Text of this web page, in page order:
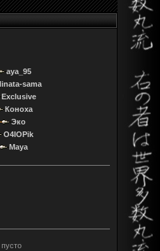
aya_95
sama
Exclusive
Коноха
Эко
O4IOPik
Maya
пусто